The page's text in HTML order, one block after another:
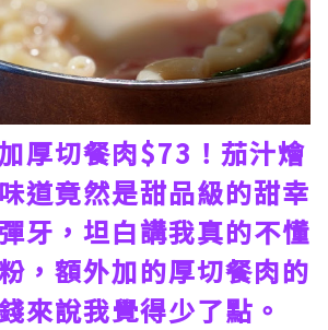
厚切餐肉$73！茄汁燴
道竟然是甜品級的甜幸
牙，坦白講我真的不懂
，額外加的厚切餐肉的
來說我覺得少了點。